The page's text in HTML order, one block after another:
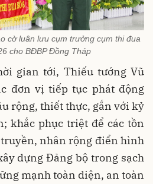
cờ luân lưu cụm trưởng cụm thi đua
cho BĐBP Đồng Tháp
gian tới, Thiếu tướng Vũ
đơn vị tiếp tục phát động
rộng, thiết thực, gắn với kỷ
khắc phục triệt để các tồn
nhân rộng điển hình
dựng Đảng bộ trong sạch
mạnh toàn diện, an toàn